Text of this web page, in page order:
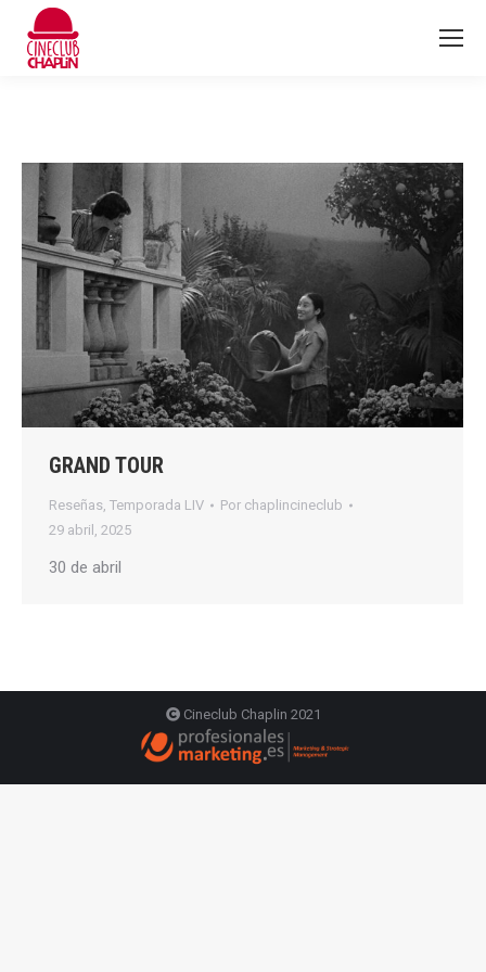
GRAND TOUR
Reseñas, Temporada LIV Por chaplincineclub
29 abril, 2025
30 de abril
Cineclub Chaplin 2021